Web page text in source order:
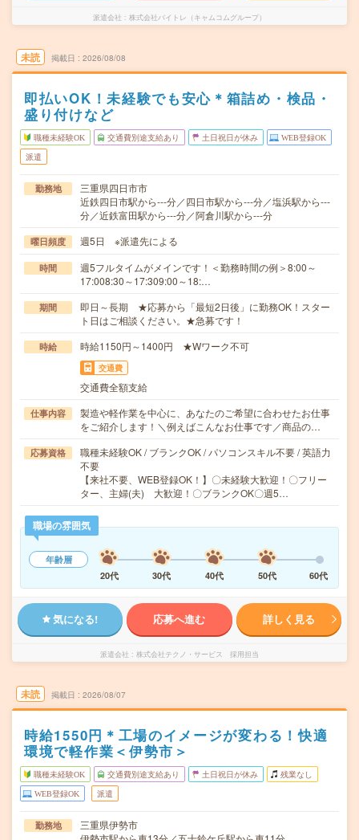
派遣会社 株式会社バイトレ（キャムコムグループ）
未読 掲載日 2026/08/08
即払いOK！未経験でも安心＊箱詰め・検品・
盛り付けなど
職種未経験OK 交通費別途支給あり 土日祝日が休み WEB登録OK
派遣
勤務地
三重県四日市市
近鉄四日市駅から---分／四日市駅から---分／塩浜駅から---
分／近鉄富田駅から---分／阿倉川駅から---分
曜日頻度 週5日 ※派遣先による
時間
週5フルタイムがメインです！＜勤務時間の例＞8:00～
17:008:30～17:309:00～18:…
期間
即日～長期 ★応募から「最短2日後」に勤務OK！スター
ト日はご相談ください。★急募です！
時給 時給1150円～1400円 ★Wワーク不可
交通費
交通費全額支給
仕事内容
製造や軽作業を中心に、あなたのご希望に合わせたお仕事
をご紹介します！＼例えばこんなお仕事です／商品の…
応募資格
職種未経験OK / ブランクOK / パソコンスキル不要 / 英語力
不要
【来社不要、WEB登録OK！】〇未経験大歓迎！〇フリー
ター、主婦(夫) 大歓迎！〇ブランクOK〇週5…
職場の雰囲気
年齢層
20代
30代 40代 50代 60代
気になる! 応募へ進む 詳しく見る
派遣会社 株式会社テクノ・サービス 採用担当
未読 掲載日 2026/08/07
時給1550円＊工場のイメージが変わる！快適
環境で軽作業＜伊勢市＞
職種未経験OK 交通費別途支給あり 土日祝日が休み 残業なし
WEB登録OK 派遣
勤務地
三重県伊勢市